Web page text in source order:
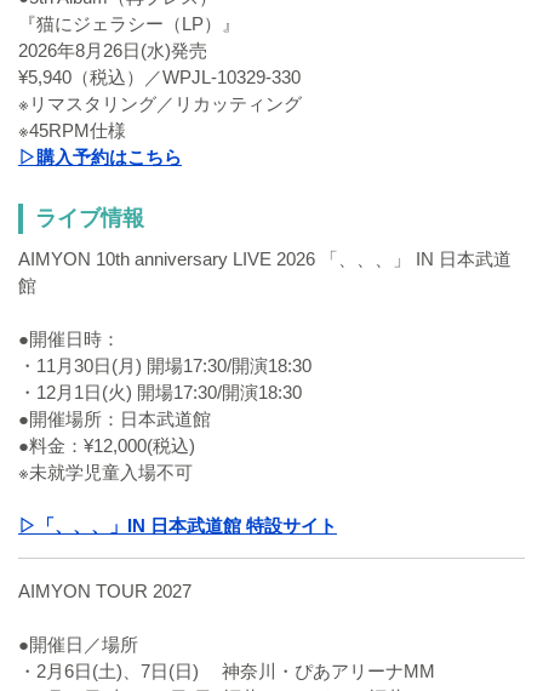
『猫にジェラシー（LP）』
2026年8月26日(水)発売
¥5,940（税込）／WPJL-10329-330
※リマスタリング／リカッティング
※45RPM仕様
▷購入予約はこちら
ライブ情報
AIMYON 10th anniversary LIVE 2026 「、、、」 IN 日本武道
館
●開催日時：
・11月30日(月) 開場17:30/開演18:30
・12月1日(火) 開場17:30/開演18:30
●開催場所：日本武道館
●料金：¥12,000(税込)
※未就学児童入場不可
▷「、、、」IN 日本武道館 特設サイト
AIMYON TOUR 2027
●開催日／場所
・2月6日(土)、7日(日) 神奈川・ぴあアリーナMM